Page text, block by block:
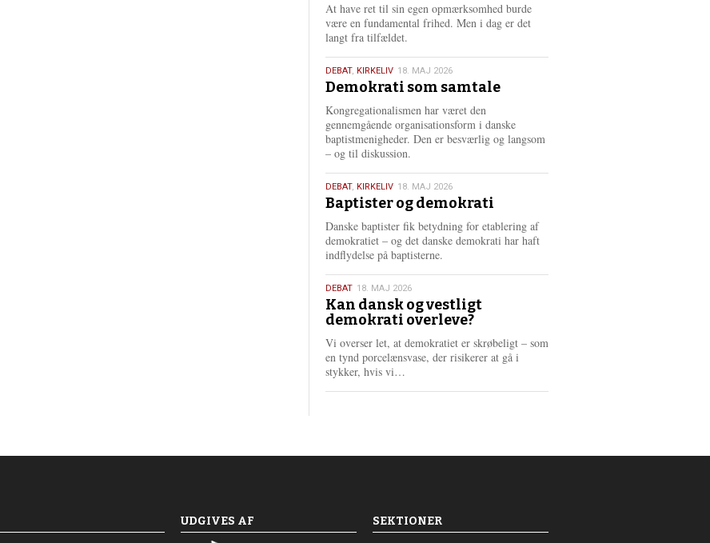
At have ret til sin egen opmærksomhed burde
være en fundamental frihed. Men i dag er det
langt fra tilfældet.
18.
maj
2026
DEBAT, KIRKELIV 18. MAJ 2026
Demokrati som samtale
Kongregationalismen har været den
gennemgående organisationsform i danske
baptistmenigheder. Den er besværlig og langsom
– og til diskussion.
18.
maj
2026
DEBAT, KIRKELIV 18. MAJ 2026
Baptister og demokrati
Danske baptister fik betydning for etablering af
demokratiet – og det danske demokrati har haft
indflydelse på baptisterne.
18.
maj
2026
DEBAT 18. MAJ 2026
Kan dansk og vestligt
demokrati overleve?
Vi overser let, at demokratiet er skrøbeligt – som
en tynd porcelænsvase, der risikerer at gå i
stykker, hvis vi…
e
UDGIVES AF SEKTIONER